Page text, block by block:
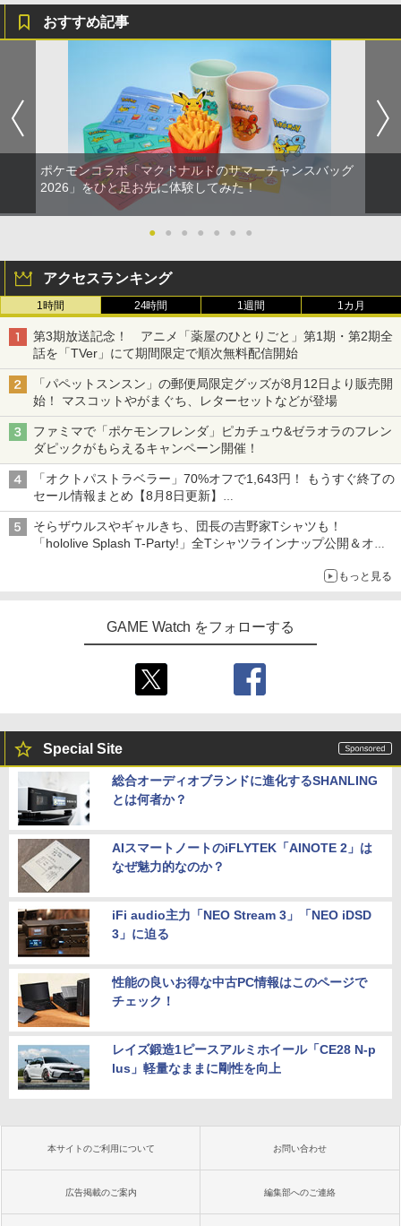
おすすめ記事
ポケモンコラボ「マクドナルドのサマーチャンスバッグ
2026」をひと足お先に体験してみた！
● ● ● ● ● ● ●
アクセスランキング
1時間 24時間 1週間 1カ月
第3期放送記念！ アニメ「薬屋のひとりごと」第1期・第2期全
話を「TVer」にて期間限定で順次無料配信開始
「パペットスンスン」の郵便局限定グッズが8月12日より販売開
始！ マスコットやがまぐち、レターセットなどが登場
ファミマで「ポケモンフレンダ」ピカチュウ&ゼラオラのフレン
ダピックがもらえるキャンペーン開催！
「オクトパストラベラー」70%オフで1,643円！ もうすぐ終了の
セール情報まとめ【8月8日更新】
ニンテンドーeショップでは「大神 絶景版」が67%オフで990円
そらザウルスやギャルきち、団長の吉野家Tシャツも！
「hololive Splash T-Party!」全Tシャツラインナップ公開＆オン
もっと見る
GAME Watch をフォローする
Special Site
総合オーディオブランドに進化するSHANLING
とは何者か？
AIスマートノートのiFLYTEK「AINOTE 2」は
なぜ魅力的なのか？
iFi audio主力「NEO Stream 3」「NEO iDSD
3」に迫る
性能の良いお得な中古PC情報はこのページで
チェック！
レイズ鍛造1ピースアルミホイール「CE28 N-p
lus」軽量なままに剛性を向上
本サイトのご利用について お問い合わせ
広告掲載のご案内 編集部へのご連絡